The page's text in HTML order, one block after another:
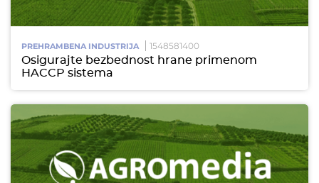
PREHRAMBENA INDUSTRIJA 1548581400
Osigurajte bezbednost hrane primenom
HACCP sistema